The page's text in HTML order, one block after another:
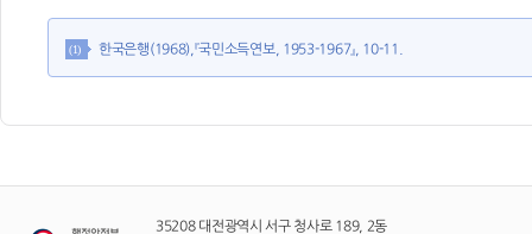
(1) 한국은행(1968),『국민소득연보, 1953-1967』, 10-11.
35208 대전광역시 서구 청사로 189, 2동